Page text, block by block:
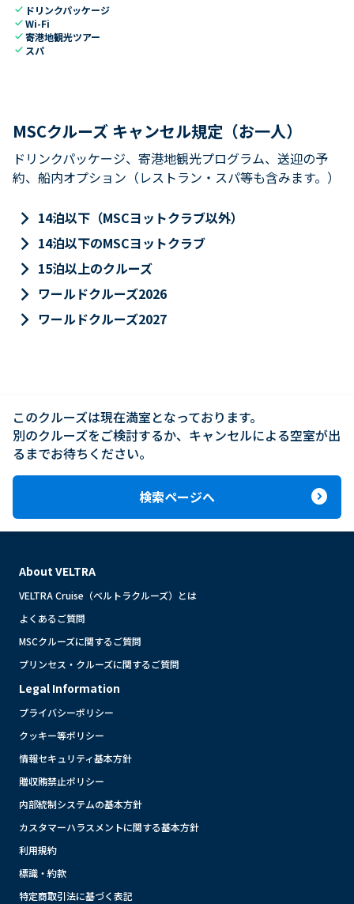
check ドリンクパッケージ
checkWi-Fi
check寄港地観光ツアー
check スパ
MSCクルーズ キャンセル規定（お一人）
ドリンクパッケージ、寄港地観光プログラム、送迎の予
約、船内オプション（レストラン・スパ等も含みます。）
keyboard_arrow_right 14泊以下（MSCヨットクラブ以外）
keyboard_arrow_right 14泊以下のMSCヨットクラブ
keyboard_arrow_right 15泊以上のクルーズ
keyboard_arrow_right ワールドクルーズ2026
keyboard_arrow_right ワールドクルーズ2027
このクルーズは現在満室となっております。
別のクルーズをご検討するか、キャンセルによる空室が出
るまでお待ちください。
検索ページへ expand_circle_right
About VELTRA
VELTRA Cruise（ベルトラクルーズ）とは
よくあるご質問
MSCクルーズに関するご質問
プリンセス・クルーズに関するご質問
Legal Information
プライバシーポリシー
クッキー等ポリシー
情報セキュリティ基本方針
贈収賄禁止ポリシー
内部統制システムの基本方針
カスタマーハラスメントに関する基本方針
利用規約
標識・約款
特定商取引法に基づく表記